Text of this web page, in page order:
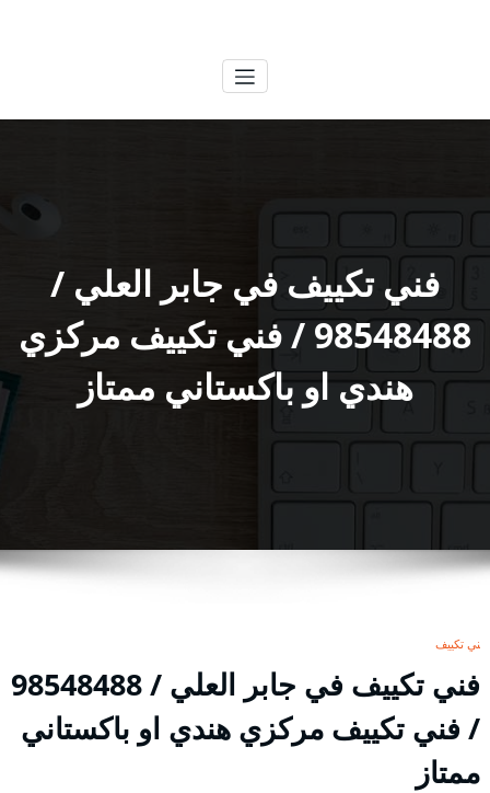
فني تكييف في جابر العلي /
98548488 / فني تكييف مركزي
هندي او باكستاني ممتاز
فني تكييف
فني تكييف في جابر العلي / 98548488
/ فني تكييف مركزي هندي او باكستاني
ممتاز